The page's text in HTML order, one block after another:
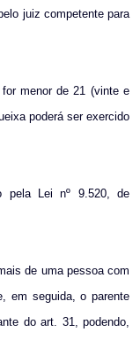
juiz competente para
menor de 21 (vinte e
poderá ser exercido
pela Lei nº 9.520, de
de uma pessoa com
em seguida, o parente
do art. 31, podendo,